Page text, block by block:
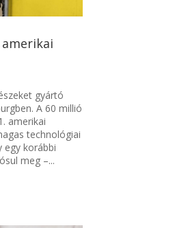
gyártó
A 60 millió
amerikai
technológiai
egy korábbi
meg –...